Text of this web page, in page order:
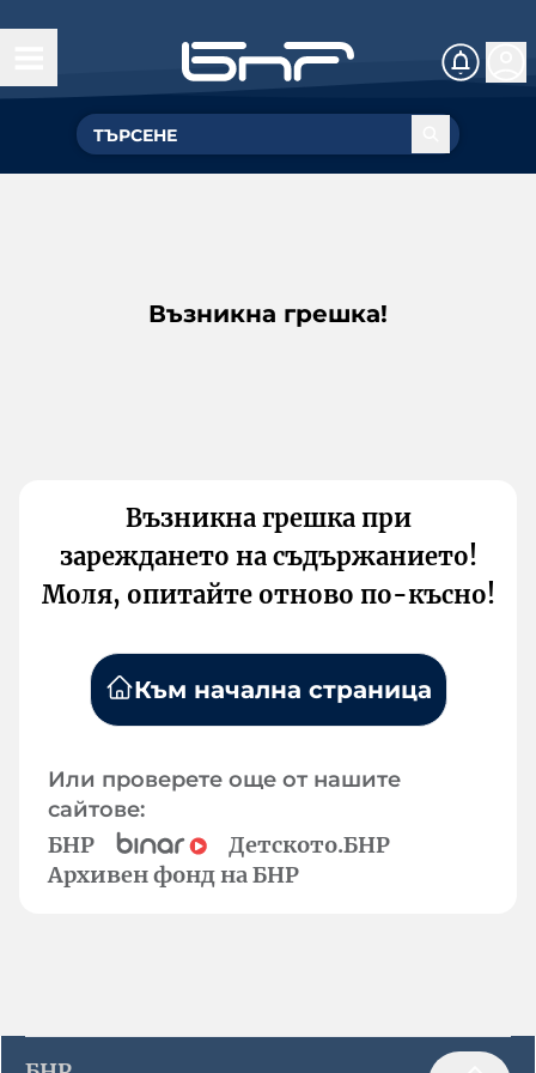
Възникна грешка!
Възникна грешка при
зареждането на съдържанието!
Моля, опитайте отново по-късно!
Към начална страница
Или проверете още от нашите
сайтове:
БНР
Детското.БНР
Архивен фонд на БНР